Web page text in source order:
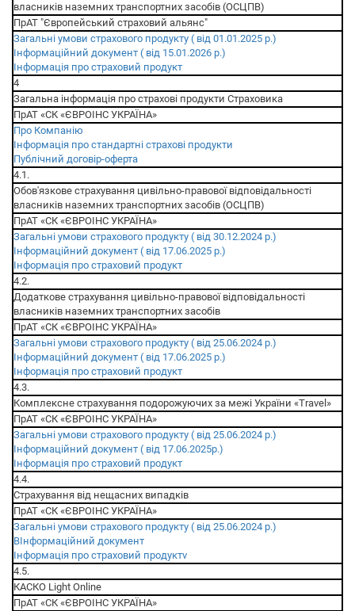
власників наземних транспортних засобів (ОСЦПВ)
ПрАТ "Європейський страховий альянс"
Загальні умови страхового продукту ( від 01.01.2025 р.)
Інформаційний документ ( від 15.01.2026 р.)
Інформація про страховий продукт
4
Загальна інформація про страхові продукти Страховика
ПрАТ «СК «ЄВРОІНС УКРАЇНА»
Про Компанію
Інформація про стандартні страхові продукти
Публічний договір-оферта
4.1.
Обов'язкове страхування цивільно-правової відповідальності
власників наземних транспортних засобів (ОСЦПВ)
ПрАТ «СК «ЄВРОІНС УКРАЇНА»
Загальні умови страхового продукту ( від 30.12.2024 р.)
Інформаційний документ ( від 17.06.2025 р.)
Інформація про страховий продукт
4.2.
Додаткове страхування цивільно-правової відповідальності
власників наземних транспортних засобів
ПрАТ «СК «ЄВРОІНС УКРАЇНА»
Загальні умови страхового продукту ( від 25.06.2024 р.)
Інформаційний документ ( від 17.06.2025 р.)
Інформація про страховий продукт
4.3.
Комплексне страхування подорожуючих за межі України «Travel»
ПрАТ «СК «ЄВРОІНС УКРАЇНА»
Загальні умови страхового продукту ( від 25.06.2024 р.)
Інформаційний документ ( від 17.06.2025р.)
Інформація про страховий продукт
4.4.
Страхування від нещасних випадків
ПрАТ «СК «ЄВРОІНС УКРАЇНА»
Загальні умови страхового продукту ( від 25.06.2024 р.)
ВІнформаційний документ
Інформація про страховий продуктv
4.5.
КАСКО Light Online
ПрАТ «СК «ЄВРОІНС УКРАЇНА»